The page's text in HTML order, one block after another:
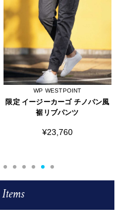
Safari CURRENT
限定 吸水速乾 UVカット 洗える
"オールシーン" セットアップ
¥49,500